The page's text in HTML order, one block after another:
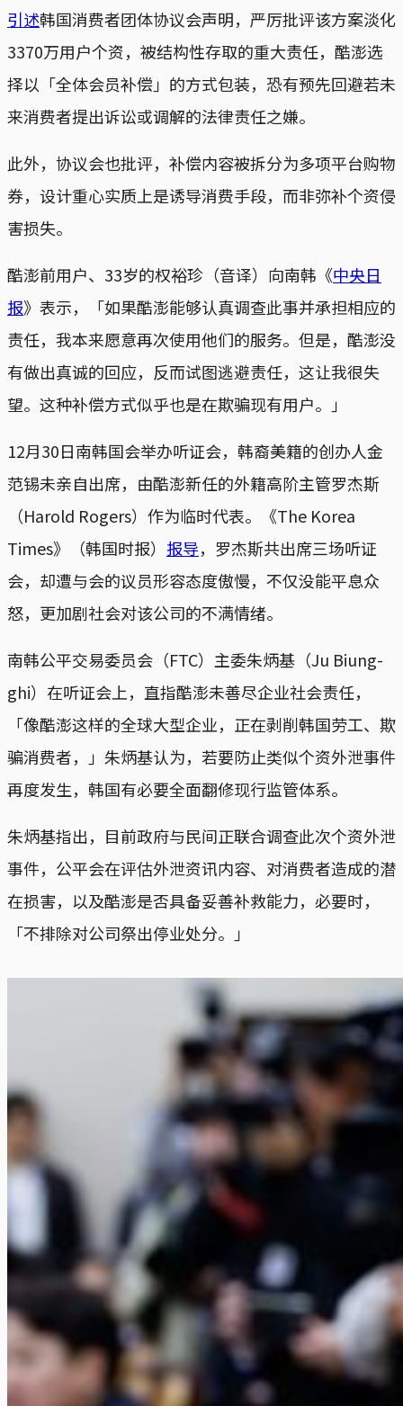
引述韩国消费者团体协议会声明，严厉批评该方案淡化
3370万用户个资，被结构性存取的重大责任，酷澎选
择以「全体会员补偿」的方式包装，恐有预先回避若未
来消费者提出诉讼或调解的法律责任之嫌。
此外，协议会也批评，补偿内容被拆分为多项平台购物
券，设计重心实质上是诱导消费手段，而非弥补个资侵
害损失。
酷澎前用户、33岁的权裕珍（音译）向南韩《中央日
报》表示，「如果酷澎能够认真调查此事并承担相应的
责任，我本来愿意再次使用他们的服务。但是，酷澎没
有做出真诚的回应，反而试图逃避责任，这让我很失
望。这种补偿方式似乎也是在欺骗现有用户。」
12月30日南韩国会举办听证会，韩裔美籍的创办人金
范锡未亲自出席，由酷澎新任的外籍高阶主管罗杰斯
（Harold Rogers）作为临时代表。《The Korea
Times》（韩国时报） 报导，罗杰斯共出席三场听证
会，却遭与会的议员形容态度傲慢，不仅没能平息众
怒，更加剧社会对该公司的不满情绪。
南韩公平交易委员会（FTC）主委朱炳基（Ju Biung-
ghi）在听证会上，直指酷澎未善尽企业社会责任，
「像酷澎这样的全球大型企业，正在剥削韩国劳工、欺
骗消费者，」朱炳基认为，若要防止类似个资外泄事件
再度发生，韩国有必要全面翻修现行监管体系。
朱炳基指出，目前政府与民间正联合调查此次个资外泄
事件，公平会在评估外泄资讯内容、对消费者造成的潜
在损害，以及酷澎是否具备妥善补救能力，必要时，
「不排除对公司祭出停业处分。」